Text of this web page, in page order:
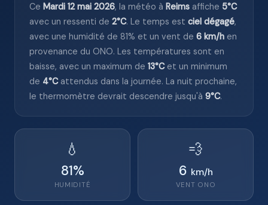
Ce Mardi 12 mai 2026, la météo à Reims affiche 5°C
avec un ressenti de 2°C. Le temps est ciel dégagé,
avec une humidité de 81% et un vent de 6 km/h en
provenance du ONO. Les températures sont en
baisse, avec un maximum de 13°Cet un minimum
de 4°Cattendus dans la journée. La nuit prochaine,
le thermomètre devrait descendre jusqu'à 9°C.
💧
81%
HUMIDITÉ
💨
6 km/h
VENT ONO